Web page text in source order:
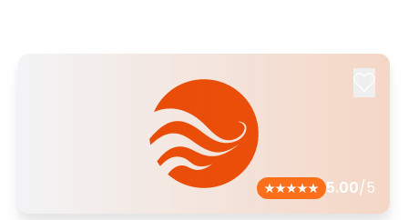
5.00/5